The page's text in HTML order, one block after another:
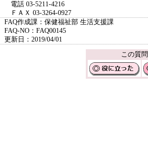
電話 03-5211-4216
ＦＡＸ 03-3264-0927
FAQ作成課：保健福祉部 生活支援課
FAQ-NO：FAQ00145
更新日：2019/04/01
この質